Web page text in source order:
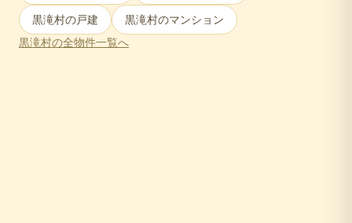
黒滝村の戸建 黒滝村のマンション
黒滝村の全物件一覧へ